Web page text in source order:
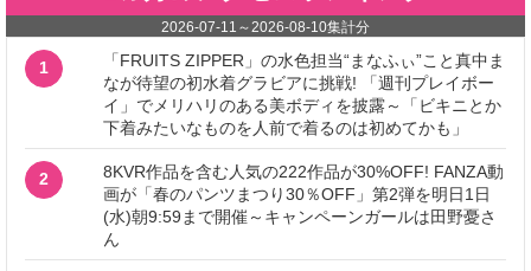
2026-07-11 ～ 2026-08-10集計分
1
「FRUITS ZIPPER」の水色担当“まなふぃ”こと真中ま
なが待望の初水着グラビアに挑戦! 「週刊プレイボー
イ」でメリハリのある美ボディを披露～「ビキニとか
下着みたいなものを人前で着るのは初めてかも」
2
8KVR作品を含む人気の222作品が30%OFF! FANZA動
画が「春のパンツまつり30％OFF」第2弾を明日1日
(水)朝9:59まで開催～キャンペーンガールは田野憂さ
ん